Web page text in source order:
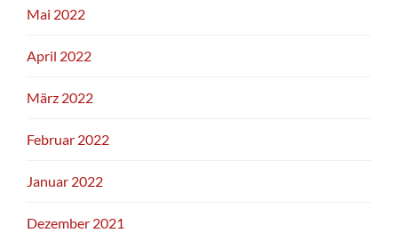
Mai 2022
April 2022
März 2022
Februar 2022
Januar 2022
Dezember 2021